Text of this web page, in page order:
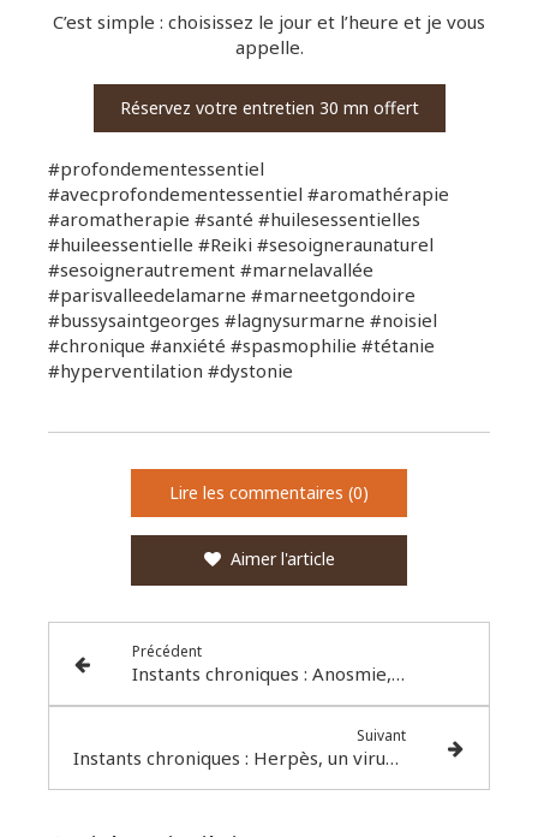
C’est simple : choisissez le jour et l’heure et je vous
appelle.
Réservez votre entretien 30 mn offert
#profondementessentiel
#avecprofondementessentiel #aromathérapie
#aromatherapie #santé #huilesessentielles
#huileessentielle #Reiki #sesoigneraunaturel
#sesoignerautrement #marnelavallée
#parisvalleedelamarne #marneetgondoire
#bussysaintgeorges #lagnysurmarne #noisiel
#chronique #anxiété #spasmophilie #tétanie
#hyperventilation #dystonie
Lire les commentaires (0)
Aimer l'article
Précédent
Instants chroniques : Anosmie, le bulbe olfactif infecté
Suivant
Instants chroniques : Herpès, un virus pour la vie